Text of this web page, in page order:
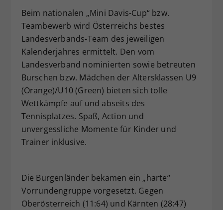
Beim nationalen „Mini Davis-Cup“ bzw.
Teambewerb wird Österreichs bestes
Landesverbands-Team des jeweiligen
Kalenderjahres ermittelt. Den vom
Landesverband nominierten sowie betreuten
Burschen bzw. Mädchen der Altersklassen U9
(Orange)/U10 (Green) bieten sich tolle
Wettkämpfe auf und abseits des
Tennisplatzes. Spaß, Action und
unvergessliche Momente für Kinder und
Trainer inklusive.
Die Burgenländer bekamen ein „harte“
Vorrundengruppe vorgesetzt. Gegen
Oberösterreich (11:64) und Kärnten (28:47)
Zweck
Dieser Wert speichert Ihre Consent-
Einstellungen. Unter anderem eine
zufällig generierte ID, für die
historische Speicherung Ihrer
vorgenommen Einstellungen, falls der
Webseiten-Betreiber dies eingestellt
hat.